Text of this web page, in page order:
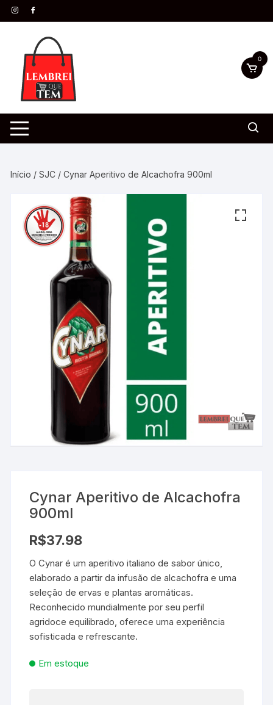
0
Início /SJC / Cynar Aperitivo de Alcachofra 900ml
Cynar Aperitivo de Alcachofra
900ml
R$37.98
O Cynar é um aperitivo italiano de sabor único,
elaborado a partir da infusão de alcachofra e uma
seleção de ervas e plantas aromáticas.
Reconhecido mundialmente por seu perfil
agridoce equilibrado, oferece uma experiência
sofisticada e refrescante.
Em estoque